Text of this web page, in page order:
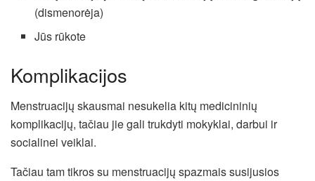
(dismenorėja)
Jūs rūkote
Komplikacijos
Menstruacijų skausmai nesukelia kitų medicininių
komplikacijų, tačiau jie gali trukdyti mokyklai, darbui ir
socialinei veiklai.
Tačiau tam tikros su menstruacijų spazmais susijusios